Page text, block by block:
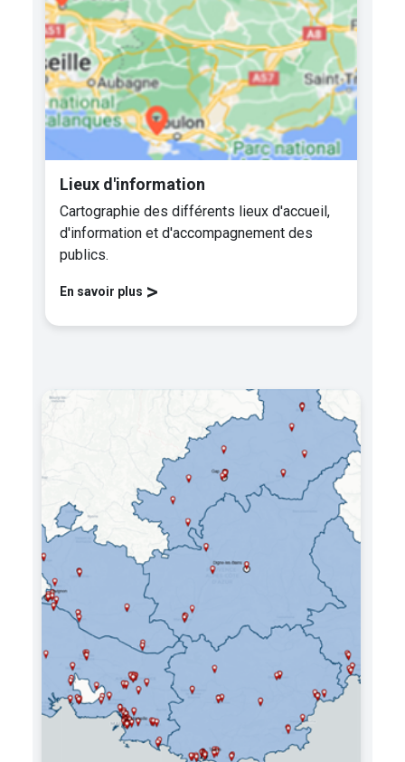
Lieux d'information
Cartographie des différents lieux d'accueil,
d'information et d'accompagnement des
publics.
En savoir plus >